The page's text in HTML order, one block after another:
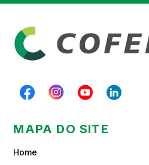
MAPA DO SITE
Home